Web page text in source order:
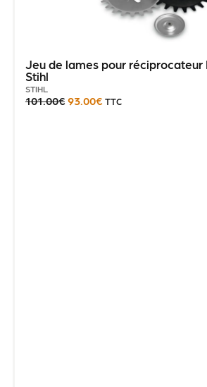
Jeu de lames pour réciprocateur
Stihl
STIHL
101.00€ 93.00€ TTC